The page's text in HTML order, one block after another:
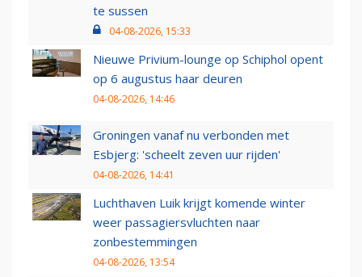
te sussen
04-08-2026, 15:33
Nieuwe Privium-lounge op Schiphol opent
op 6 augustus haar deuren
04-08-2026, 14:46
Groningen vanaf nu verbonden met
Esbjerg: 'scheelt zeven uur rijden'
04-08-2026, 14:41
Luchthaven Luik krijgt komende winter
weer passagiersvluchten naar
zonbestemmingen
04-08-2026, 13:54